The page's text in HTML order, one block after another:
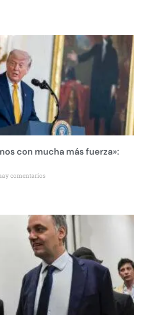
con mucha más fuerza»:
comentarios